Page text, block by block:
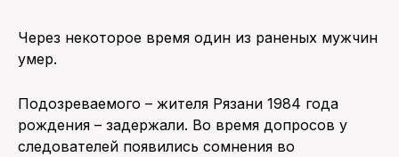
Через некоторое время один из раненых мужчин
умер.
Подозреваемого – жителя Рязани 1984 года
рождения – задержали. Во время допросов у
следователей появились сомнения во